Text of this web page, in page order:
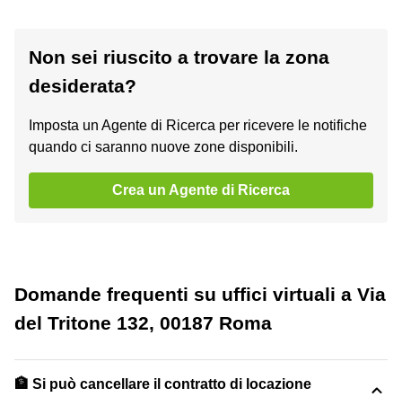
Non sei riuscito a trovare la zona
desiderata?
Imposta un Agente di Ricerca per ricevere le notifiche
quando ci saranno nuove zone disponibili.
Crea un Agente di Ricerca
Domande frequenti su uffici virtuali a Via
del Tritone 132, 00187 Roma
🏦 Si può cancellare il contratto di locazione